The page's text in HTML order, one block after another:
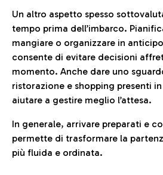
Un altro aspetto spesso
tempo prima dell’imbarco.
mangiare o organizzare in
consente di evitare decisioni
momento. Anche dare uno
ristorazione e shopping presenti
aiutare a gestire meglio l’attesa.
In generale, arrivare preparati e
permette di trasformare la
più fluida e ordinata.